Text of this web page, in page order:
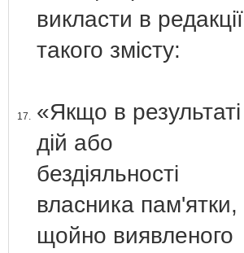
викласти в редакції
такого змісту:
17. «Якщо в результаті
дій або
бездіяльності
власника пам'ятки,
щойно виявленого